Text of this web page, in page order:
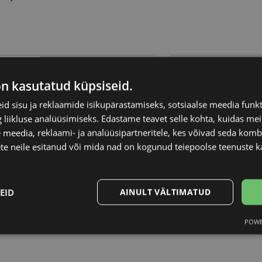
20 Raami kuju
Kliendirühm
Ninavahe laius
kasutatud küpsiseid.
sisu ja reklaamide isikupärastamiseks, sotsiaalse meedia
liikluse analüüsimiseks. Edastame teavet selle kohta, kuidas
meedia, reklaami- ja analüüsipartneritele, kes võivad seda
neile esitanud või mida nad on kogunud teiepoolse teenuste
AINULT VÄLTIMATUD